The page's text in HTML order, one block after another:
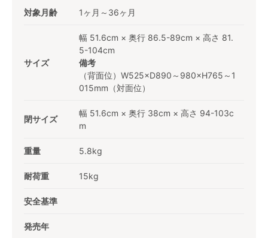
対象月齢 1ヶ月～36ヶ月
サイズ
幅 51.6cm × 奥行 86.5-89cm × 高さ 81.
5-104cm
備考
（背面位）W525×D890～980×H765～1
015mm（対面位）
閉サイズ
幅 51.6cm × 奥行 38cm × 高さ 94-103c
m
重量 5.8kg
耐荷重 15kg
安全基準
発売年